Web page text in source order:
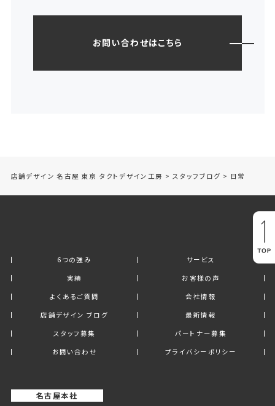
お問い合わせはこちら
店舗デザイン 名古屋 東京 タクトデザイン工房 > スタッフブログ > 日常
6つの強み
サービス
実績
お客様の声
よくあるご質問
会社情報
店舗デザイン ブログ
最新情報
スタッフ募集
パートナー募集
お問い合わせ
プライバシーポリシー
名古屋本社